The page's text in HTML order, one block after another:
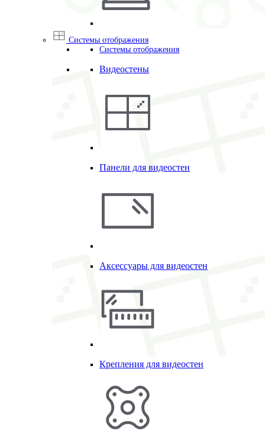
Системы отображения
Системы отображения
Видеостены
Панели для видеостен
Аксессуары для видеостен
Крепления для видеостен